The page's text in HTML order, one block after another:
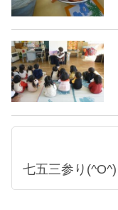
七五三参り(^O^)